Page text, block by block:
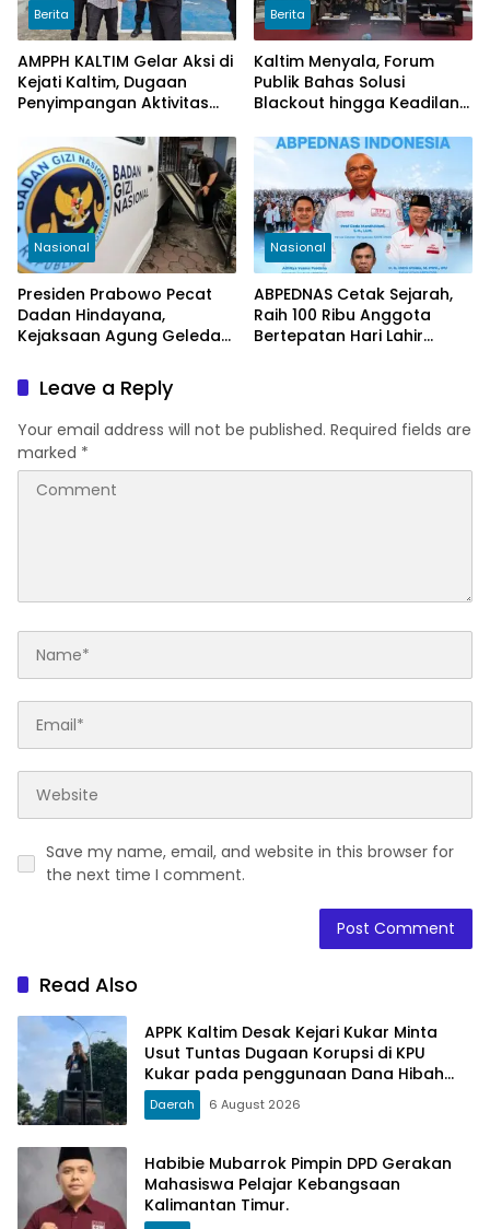
Berita
AMPPH KALTIM Gelar Aksi di
Kejati Kaltim, Dugaan
Penyimpangan Aktivitas
Sawit di Logpond Tubaan
Berita
Kaltim Menyala, Forum
Publik Bahas Solusi
Blackout hingga Keadilan
Nasional
Presiden Prabowo Pecat
Dadan Hindayana,
Kejaksaan Agung Geledah
Nasional
ABPEDNAS Cetak Sejarah,
Raih 100 Ribu Anggota
Bertepatan Hari Lahir
Leave a Reply
Your email address will not be published. Required fields are
marked *
Save my name, email, and website in this browser for
the next time I comment.
Read Also
APPK Kaltim Desak Kejari Kukar Minta
Usut Tuntas Dugaan Korupsi di KPU
Kukar pada penggunaan Dana Hibah
PSU Kukar Tahun 2025
Daerah 6 August 2026
Habibie Mubarrok Pimpin DPD Gerakan
Mahasiswa Pelajar Kebangsaan
Kalimantan Timur.